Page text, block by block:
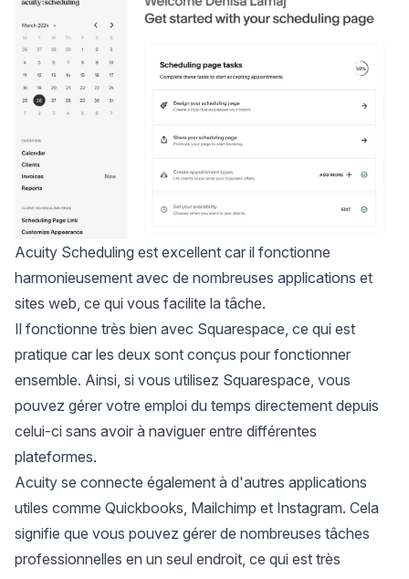
Acuity Scheduling est excellent car il fonctionne
harmonieusement avec de nombreuses applications et
sites web, ce qui vous facilite la tâche.
Il fonctionne très bien avec Squarespace, ce qui est
pratique car les deux sont conçus pour fonctionner
ensemble. Ainsi, si vous utilisez Squarespace, vous
pouvez gérer votre emploi du temps directement depuis
celui-ci sans avoir à naviguer entre différentes
plateformes.
Acuity se connecte également à d'autres applications
utiles comme Quickbooks, Mailchimp et Instagram. Cela
signifie que vous pouvez gérer de nombreuses tâches
professionnelles en un seul endroit, ce qui est très